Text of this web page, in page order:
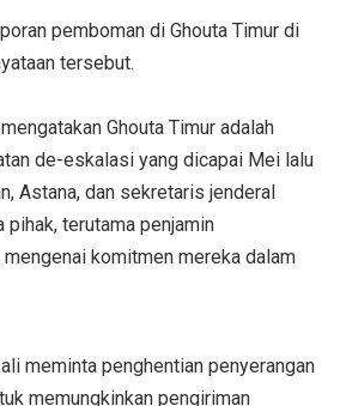
pemboman di Ghouta Timur di
tersebut.
Ghouta Timur adalah
de-eskalasi yang dicapai Mei lalu
Astana, dan sekretaris jenderal
pihak, terutama penjamin
komitmen mereka dalam
meminta penghentian penyerangan
memungkinkan pengiriman